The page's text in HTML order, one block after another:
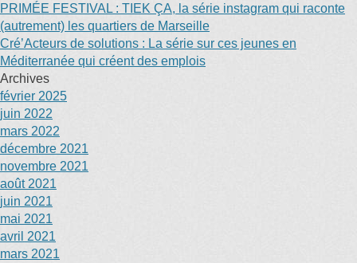
PRIMÉE FESTIVAL : TIEK ÇA, la série instagram qui raconte
(autrement) les quartiers de Marseille
Cré’Acteurs de solutions : La série sur ces jeunes en
Méditerranée qui créent des emplois
Archives
février 2025
juin 2022
mars 2022
décembre 2021
novembre 2021
août 2021
juin 2021
mai 2021
avril 2021
mars 2021